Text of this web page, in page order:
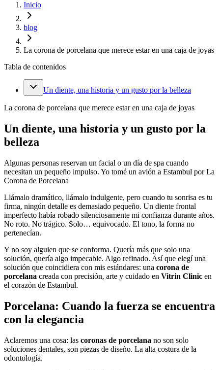
Inicio
blog
La corona de porcelana que merece estar en una caja de joyas
Tabla de contenidos
Un diente, una historia y un gusto por la belleza
La corona de porcelana que merece estar en una caja de joyas
Un diente, una historia y un gusto por la
belleza
Algunas personas reservan un facial o un día de spa cuando
necesitan un pequeño impulso. Yo tomé un avión a Estambul por La
Corona de Porcelana
Llámalo dramático, llámalo indulgente, pero cuando tu sonrisa es tu
firma, ningún detalle es demasiado pequeño. Un diente frontal
imperfecto había robado silenciosamente mi confianza durante años.
No roto. No trágico. Solo… equivocado. El tono, la forma no
pertenecían.
Y no soy alguien que se conforma. Quería más que solo una
solución, quería algo impecable. Algo refinado. Así que elegí una
solución que coincidiera con mis estándares: una corona de
porcelana creada con precisión, arte y cuidado en Vitrin Clinic en
el corazón de Estambul.
Porcelana: Cuando la fuerza se encuentra
con la elegancia
Aclaremos una cosa: las coronas de porcelana no son solo
soluciones dentales, son piezas de diseño. La alta costura de la
odontología.